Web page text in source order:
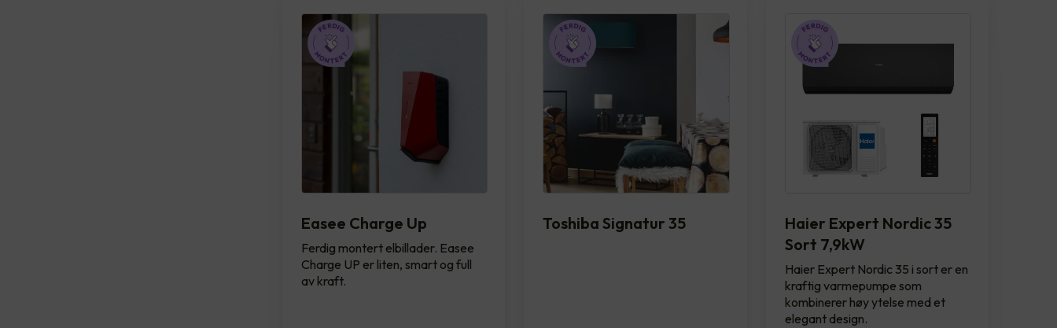
Easee Charge Up
Ferdig montert elbillader. Easee
Charge UP er liten, smart og full
av kraft.
Toshiba Signatur 35
Haier Expert Nordic 35
Sort 7,9kW
Haier Expert Nordic 35 i sort er en
kraftig varmepumpe som
kombinerer høy ytelse med et
elegant design.